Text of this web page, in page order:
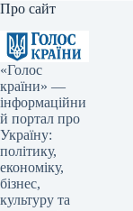
Про сайт
«Голос
країни» —
інформаційни
й портал про
Україну:
політику,
економіку,
бізнес,
культуру та